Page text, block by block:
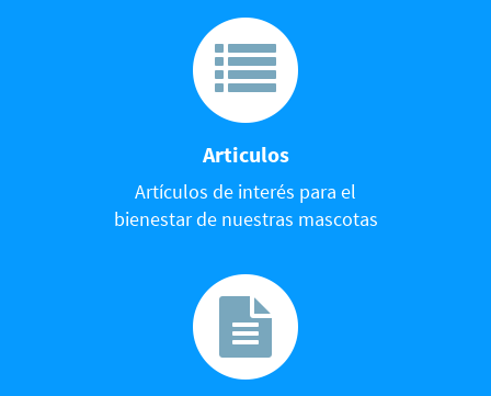
Articulos
Artículos de interés para el
bienestar de nuestras mascotas